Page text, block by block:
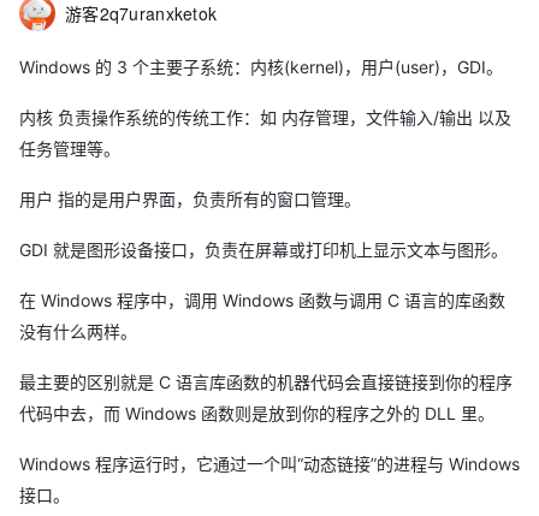
游客2q7uranxketok
Windows 的 3 个主要子系统：内核(kernel)，用户(user)，GDI。
内核 负责操作系统的传统工作：如 内存管理，文件输入/输出 以及
任务管理等。
用户 指的是用户界面，负责所有的窗口管理。
GDI 就是图形设备接口，负责在屏幕或打印机上显示文本与图形。
在 Windows 程序中，调用 Windows 函数与调用 C 语言的库函数
没有什么两样。
最主要的区别就是 C 语言库函数的机器代码会直接链接到你的程序
代码中去，而 Windows 函数则是放到你的程序之外的 DLL 里。
Windows 程序运行时，它通过一个叫“动态链接”的进程与 Windows
接口。